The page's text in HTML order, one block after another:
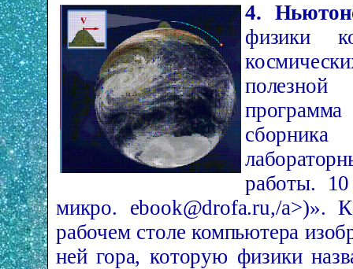
4.
физики
работы.
микро. e­book@drofa.ru,/a>)».
рабочем столе компьютера
ней гора, которую физики